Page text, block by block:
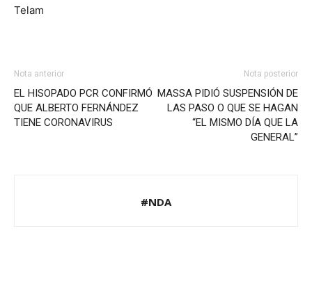
Telam
Nota anterior
EL HISOPADO PCR CONFIRMÓ
QUE ALBERTO FERNÁNDEZ
TIENE CORONAVIRUS
Nota posterior
MASSA PIDIÓ SUSPENSIÓN DE
LAS PASO O QUE SE HAGAN
“EL MISMO DÍA QUE LA
GENERAL”
#NDA